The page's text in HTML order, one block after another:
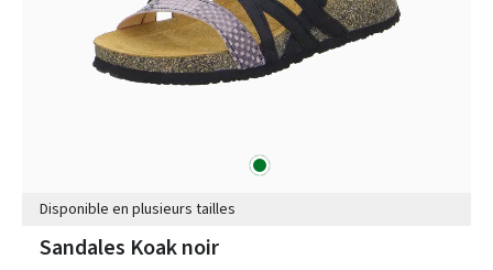
vert
Disponible en plusieurs tailles
Sandales Koak noir